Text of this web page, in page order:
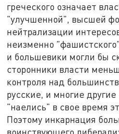
греческого означает
"улучшенной", высшей
нейтрализации
неизменно
и большевики могли бы
сторонники власти
контроля над
русские, и многие
"наелись" в свое время
Поэтому инкарнация
воинствующего